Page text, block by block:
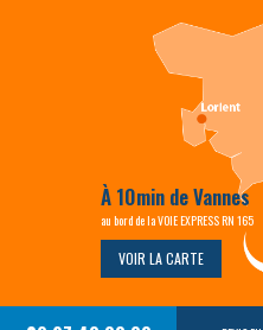
À 10min de Vannes
au bord de la VOIE EXPRESS RN 165
VOIR LA CARTE